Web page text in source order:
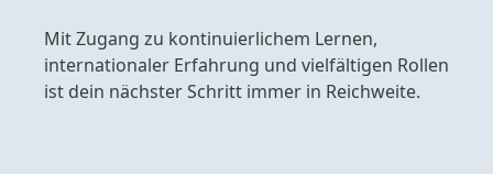
Mit Zugang zu kontinuierlichem Lernen,
internationaler Erfahrung und vielfältigen Rollen
ist dein nächster Schritt immer in Reichweite.